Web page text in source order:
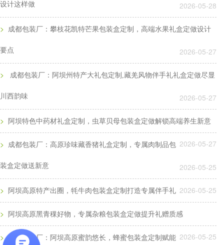
设计这样做 2026-05-28
> 成都包装厂：攀枝花凯特芒果包装盒定制，高端水果礼盒定做设计
要点 2026-05-27
> 成都包装厂：阿坝州特产大礼包定制,藏羌风物伴手礼礼盒定做尽显
川西韵味 2026-05-27
> 阿坝特色中药材礼盒定制，虫草贝母包装盒定做解锁高端养生新意
2026-05-27
> 成都包装厂：高原珍味藏香猪礼盒定制，专属肉制品包
装盒定做送新意 2026-05-25
> 阿坝高原特产出圈，牦牛肉包装盒定制打造专属伴手礼 2026-05-25
> 阿坝高原黑青稞好物，专属杂粮包装盒定做提升礼赠质感
2026-05-25
> 成都包装厂：阿坝高原蜜韵悠长，蜂蜜包装盒定制赋能
Q
成本平衡技巧。纸质包装盒定制的厚度选择，核心是
匹配产品承重需求。...
Q 成都包装厂：纸质包装盒定制常见破损问
A
成都包装厂：纸质包装盒定制常见破损问题 提前规